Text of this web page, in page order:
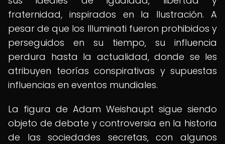
fraternidad, inspirados en la Ilustración. A
pesar de que los Illuminati fueron prohibidos y
perseguidos en su tiempo, su influencia
perdura hasta la actualidad, donde se les
atribuyen teorías conspirativas y supuestas
influencias en eventos mundiales.
La figura de Adam Weishaupt sigue siendo
objeto de debate y controversia en la historia
de las sociedades secretas, con algunos